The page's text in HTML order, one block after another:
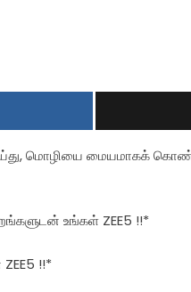
மொழியை மையமாகக்
உங்கள் ZEE5 !!*
!!*